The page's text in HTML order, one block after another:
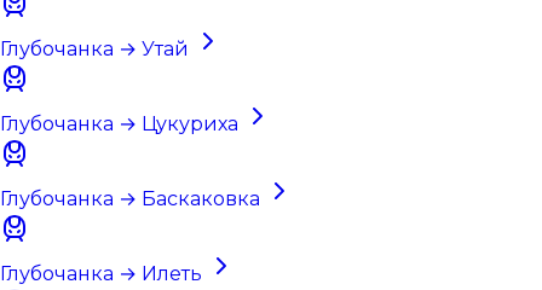
Глубочанка → Утай
Глубочанка → Цукуриха
Глубочанка → Баскаковка
Глубочанка → Илеть